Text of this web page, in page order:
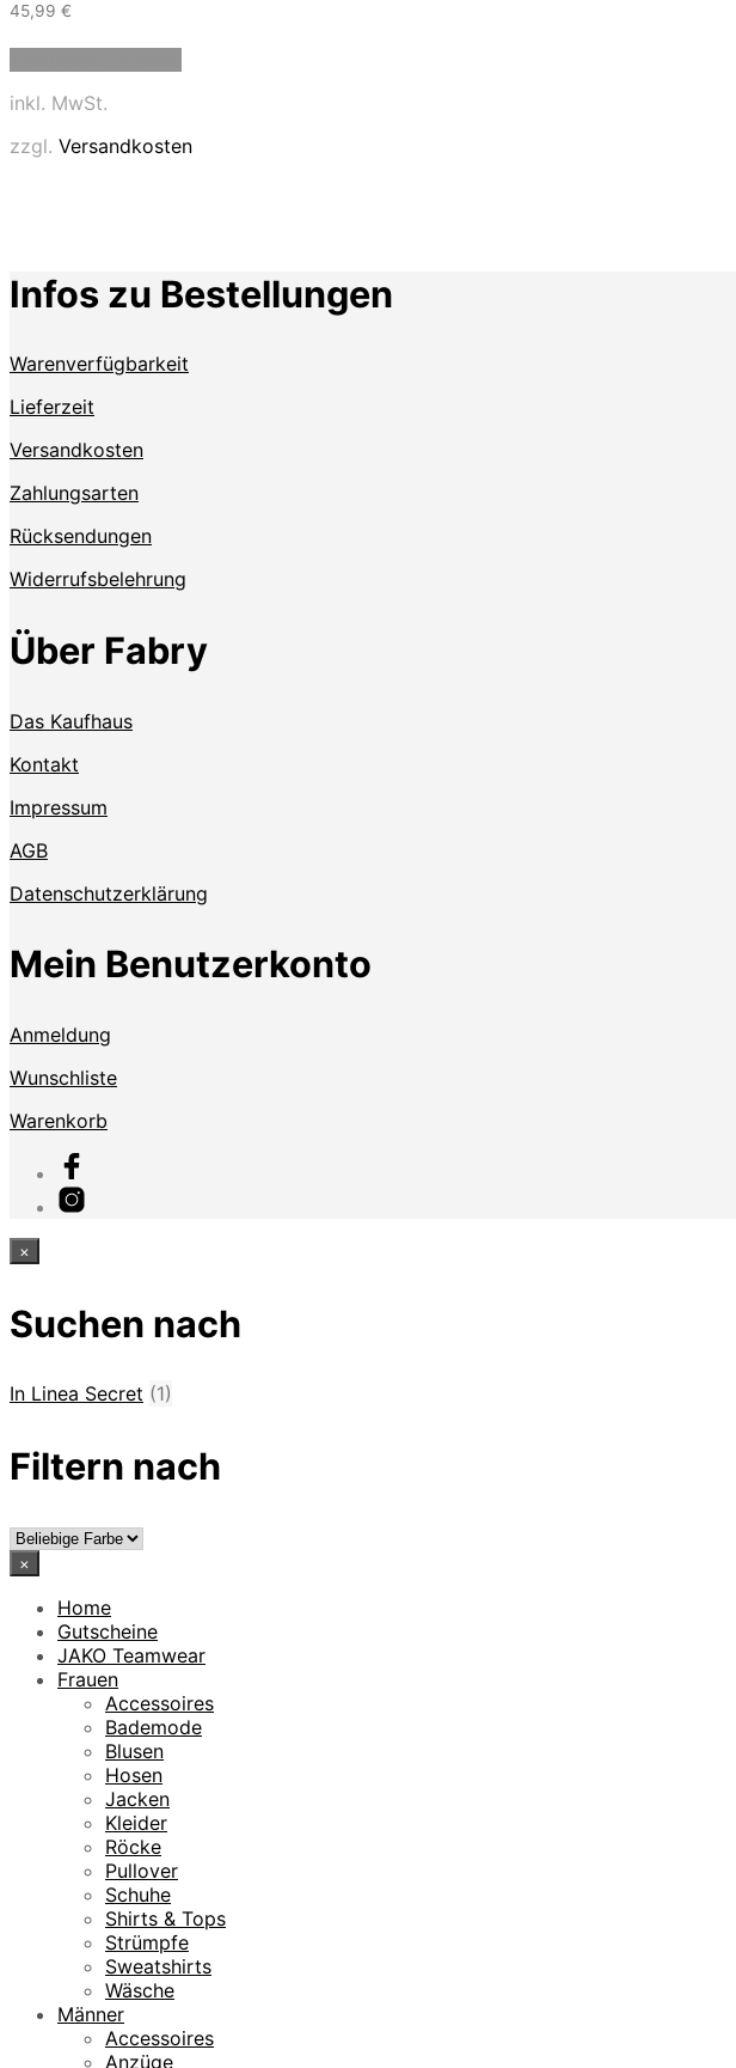
45,99 €
auf.
der
Produktseite
inkl. MwSt.
zzgl. Versandkosten
Infos zu Bestellungen
Warenverfügbarkeit
Lieferzeit
Versandkosten
Zahlungsarten
Rücksendungen
Widerrufsbelehrung
Über Fabry
Das Kaufhaus
Kontakt
Impressum
AGB
Datenschutzerklärung
Mein Benutzerkonto
Anmeldung
Wunschliste
Warenkorb
×
Suchen nach
In Linea Secret (1)
Filtern nach
×
Home
Gutscheine
JAKO Teamwear
Frauen
Accessoires
Bademode
Blusen
Hosen
Jacken
Kleider
Röcke
Pullover
Schuhe
Shirts & Tops
Strümpfe
Sweatshirts
Wäsche
Männer
Accessoires
Anzüge